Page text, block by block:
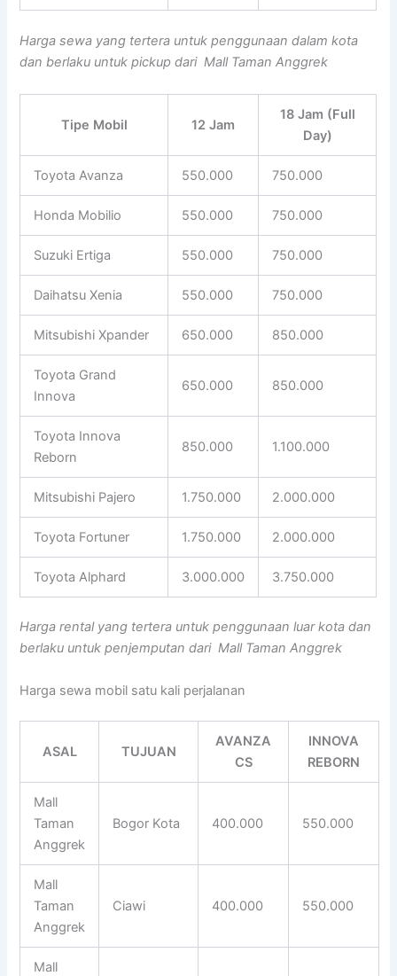
Harga sewa yang tertera untuk penggunaan dalam kota
dan berlaku untuk pickup dari Mall Taman Anggrek
Tipe Mobil 12 Jam
18 Jam (Full
Day)
Toyota Avanza 550.000 750.000
Honda Mobilio 550.000 750.000
Suzuki Ertiga 550.000 750.000
Daihatsu Xenia 550.000 750.000
Mitsubishi Xpander 650.000 850.000
Toyota Grand
Innova
650.000 850.000
Toyota Innova
Reborn
850.000 1.100.000
Mitsubishi Pajero 1.750.000 2.000.000
Toyota Fortuner 1.750.000 2.000.000
Toyota Alphard 3.000.000 3.750.000
Harga rental yang tertera untuk penggunaan luar kota dan
berlaku untuk penjemputan dari Mall Taman Anggrek
Harga sewa mobil satu kali perjalanan
ASAL TUJUAN
AVANZA
CS
INNOVA
REBORN
Mall
Taman
Anggrek
Bogor Kota 400.000 550.000
Mall
Taman
Anggrek
Ciawi 400.000 550.000
Mall